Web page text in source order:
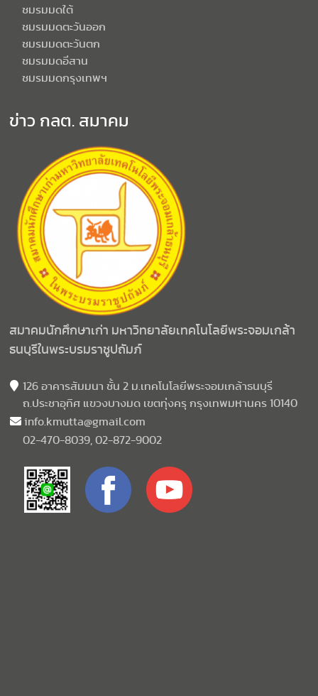
ชมรมมดใต้
ชมรมมดตะวันออก
ชมรมมดตะวันตก
ชมรมมดอีสาน
ชมรมมดกรุงเทพฯ
ข่าว กลต. สมาคม
สมาคมนักศึกษาเก่า มหาวิทยาลัยเทคโนโลยีพระจอมเกล้า
ธนบุรีในพระบรมราชูปถัมภ์
126 อาคารสัมมนา ชั้น 2 ม.เทคโนโลยีพระจอมเกล้าธนบุรี
ถ.ประชาอุทิศ แขวงบางมด เขตทุ่งครุ กรุงเทพมหานคร 10140
info.kmutta@gmail.com
02-470-8039, 02-872-9002